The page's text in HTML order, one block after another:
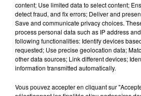
Lieu
20a rue Jean de
68390
Organisateur
EDEN
03 89 46 83 90
content; Use limited data to select content;
detect fraud, and fix errors; Deliver and
Save and communicate privacy choices.
process personal data such as IP address
following functionalities: Identify devices
requested; Use precise geolocation data;
other data sources; Link different devices;
information transmitted automatically.
Vous pouvez accepter en cliquant sur